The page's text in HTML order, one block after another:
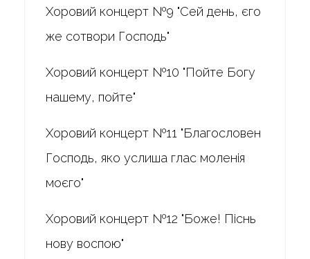
Хоровий концерт №9 "Сей день, єго
же сотвори Господь"
Хоровий концерт №10 "Пойте Богу
нашему, пойте"
Хоровий концерт №11 "Благословен
Господь, яко услиша глас моленія
моєго"
Хоровий концерт №12 "Боже! Піснь
нову воспою"